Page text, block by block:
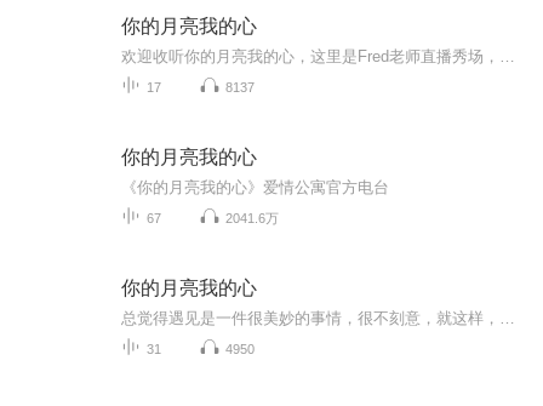
你的月亮我的心
17 8137
你的月亮我的心
《你的月亮我的心》爱情公寓官方电台
67 2041.6万
你的月亮我的心
31 4950